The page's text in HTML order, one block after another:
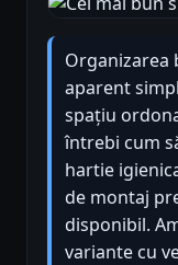
Organizarea
aparent
spațiu
întrebi cum
hartie
de montaj
disponibil.
variante cu